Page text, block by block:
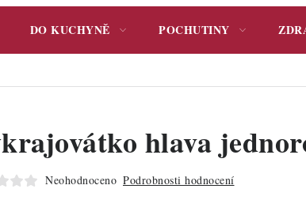
DO KUCHYNĚ POCHUTINY
hlava
Neohodnoceno Podrobnosti hodnocení